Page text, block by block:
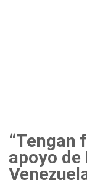
“Tengan
apoyo de